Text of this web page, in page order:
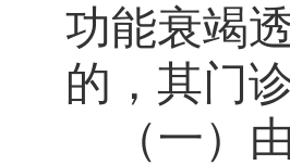
功能衰竭
的，其门
（一）